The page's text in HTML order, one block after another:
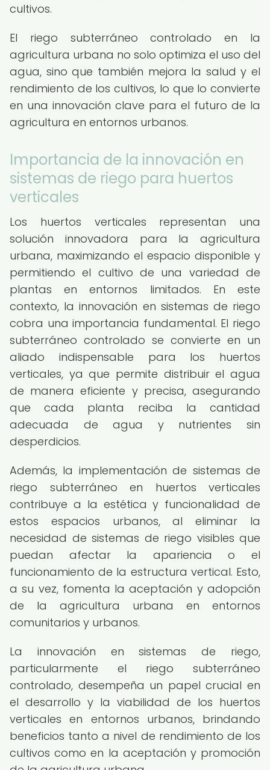
cultivos.
El riego subterráneo controlado en la
agricultura urbana no solo optimiza el uso del
agua, sino que también mejora la salud y el
rendimiento de los cultivos, lo que lo convierte
en una innovación clave para el futuro de la
agricultura en entornos urbanos.
Importancia de la innovación en
sistemas de riego para huertos
verticales
Los huertos verticales representan una
solución innovadora para la agricultura
urbana, maximizando el espacio disponible y
permitiendo el cultivo de una variedad de
plantas en entornos limitados. En este
contexto, la innovación en sistemas de riego
cobra una importancia fundamental. El riego
subterráneo controlado se convierte en un
aliado indispensable para los huertos
verticales, ya que permite distribuir el agua
de manera eficiente y precisa, asegurando
que cada planta reciba la cantidad
adecuada de agua y nutrientes sin
desperdicios.
Además, la implementación de sistemas de
riego subterráneo en huertos verticales
contribuye a la estética y funcionalidad de
estos espacios urbanos, al eliminar la
necesidad de sistemas de riego visibles que
puedan afectar la apariencia o el
funcionamiento de la estructura vertical. Esto,
a su vez, fomenta la aceptación y adopción
de la agricultura urbana en entornos
comunitarios y urbanos.
La innovación en sistemas de riego,
particularmente el riego subterráneo
controlado, desempeña un papel crucial en
el desarrollo y la viabilidad de los huertos
verticales en entornos urbanos, brindando
beneficios tanto a nivel de rendimiento de los
cultivos como en la aceptación y promoción